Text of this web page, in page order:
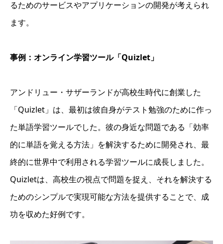
るためのサービスやアプリケーションの開発が考えられ
ます。
事例：オンライン学習ツール「Quizlet」
アンドリュー・サザーランドが高校生時代に創業した
「Quizlet」は、最初は彼自身がテスト勉強のために作っ
た単語学習ツールでした。彼の身近な問題である「効率
的に単語を覚える方法」を解決するために開発され、最
終的に世界中で利用される学習ツールに成長しました。
Quizletは、高校生の視点で問題を捉え、それを解決する
ためのシンプルで実現可能な方法を提供することで、成
功を収めた好例です。